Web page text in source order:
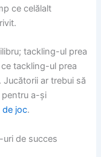
ce celălalt
tackling-ul prea
tackling-ul prea
ar trebui să
a-și
de joc.
de succes